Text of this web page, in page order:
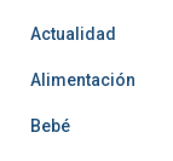
Actualidad
Alimentación
Bebé